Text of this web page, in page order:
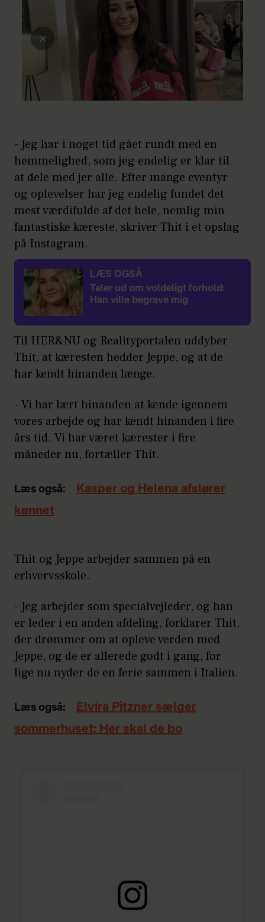
- Jeg har i noget tid gået rundt med en
hemmelighed, som jeg endelig er klar til
at dele med jer alle. Efter mange eventyr
og oplevelser har jeg endelig fundet det
mest værdifulde af det hele, nemlig min
fantastiske kæreste, skriver Thit i et opslag
på Instagram.
LÆS OGSÅ
Taler ud om voldeligt forhold:
Han ville begrave mig
Til HER&NU og Realityportalen uddyber
Thit, at kæresten hedder Jeppe, og at de
har kendt hinanden længe.
- Vi har lært hinanden at kende igennem
vores arbejde og har kendt hinanden i fire
års tid. Vi har været kærester i fire
måneder nu, fortæller Thit.
Læs også:
Kasper og Helena afslører
kønnet
Thit og Jeppe arbejder sammen på en
erhvervsskole.
- Jeg arbejder som specialvejleder, og han
er leder i en anden afdeling, forklarer Thit,
der drømmer om at opleve verden med
Jeppe, og de er allerede godt i gang, for
lige nu nyder de en ferie sammen i Italien.
Læs også:
Elvira Pitzner sælger
sommerhuset: Her skal de bo